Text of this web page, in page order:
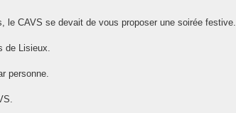
le CAVS se devait de vous proposer une soirée festive.
de Lisieux.
personne.